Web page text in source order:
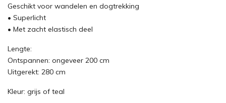
Geschikt voor wandelen en dogtrekking
• Superlicht
• Met zacht elastisch deel
Lengte:
Ontspannen: ongeveer 200 cm
Uitgerekt: 280 cm
Kleur: grijs of teal